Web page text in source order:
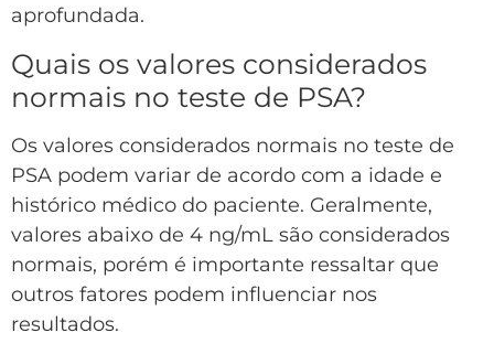
aprofundada.
Quais os valores considerados
normais no teste de PSA?
Os valores considerados normais no teste de
PSA podem variar de acordo com a idade e
histórico médico do paciente. Geralmente,
valores abaixo de 4 ng/mL são considerados
normais, porém é importante ressaltar que
outros fatores podem influenciar nos
resultados.